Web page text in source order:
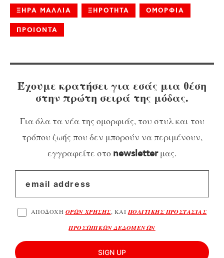
ΞΗΡΑ ΜΑΛΛΙΑ ΞΗΡΟΤΗΤΑ ΟΜΟΡΦΙΑ
ΠΡΟΙΟΝΤΑ
Έχουμε κρατήσει για εσάς μια θέση
στην πρώτη σειρά της μόδας.
Για όλα τα νέα της ομορφιάς, του στυλ και του
τρόπου ζωής που δεν μπορούν να περιμένουν,
εγγραφείτε στο newsletterμας.
ΑΠΟΔΟΧΗ ΟΡΩΝ ΧΡΗΣΗΣ, ΚΑΙ ΠΟΛΙΤΙΚΗΣ ΠΡΟΣΤΑΣΙΑΣ
ΠΡΟΣΩΠΙΚΩΝ ΔΕΔΟΜΕΝΩΝ
SIGN UP